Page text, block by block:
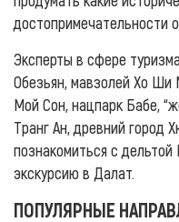
достопримечательности
Эксперты в сфере
Обезьян, мавзолей Хо Ши
Мой Сон, нацпарк Бабе,
Транг Ан, древний город
познакомиться с
экскурсию в Далат.
ПОПУЛЯРНЫЕ